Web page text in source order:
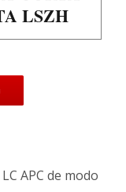
LSZH
APC de modo